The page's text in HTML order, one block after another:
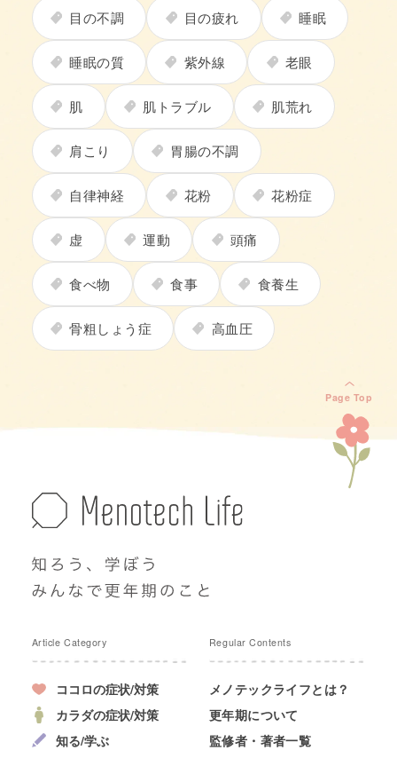
目の不調 目の疲れ 睡眠
睡眠の質 紫外線 老眼
肌 肌トラブル 肌荒れ
肩こり 胃腸の不調
自律神経 花粉 花粉症
虚 運動 頭痛
食べ物 食事 食養生
骨粗しょう症 高血圧
Page Top
Article Category
ココロの症状/対策
カラダの症状/対策
知る/学ぶ
Regular Contents
メノテックライフとは？
更年期について
監修者・著者一覧